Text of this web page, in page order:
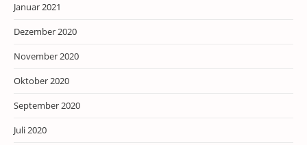
Januar 2021
Dezember 2020
November 2020
Oktober 2020
September 2020
Juli 2020